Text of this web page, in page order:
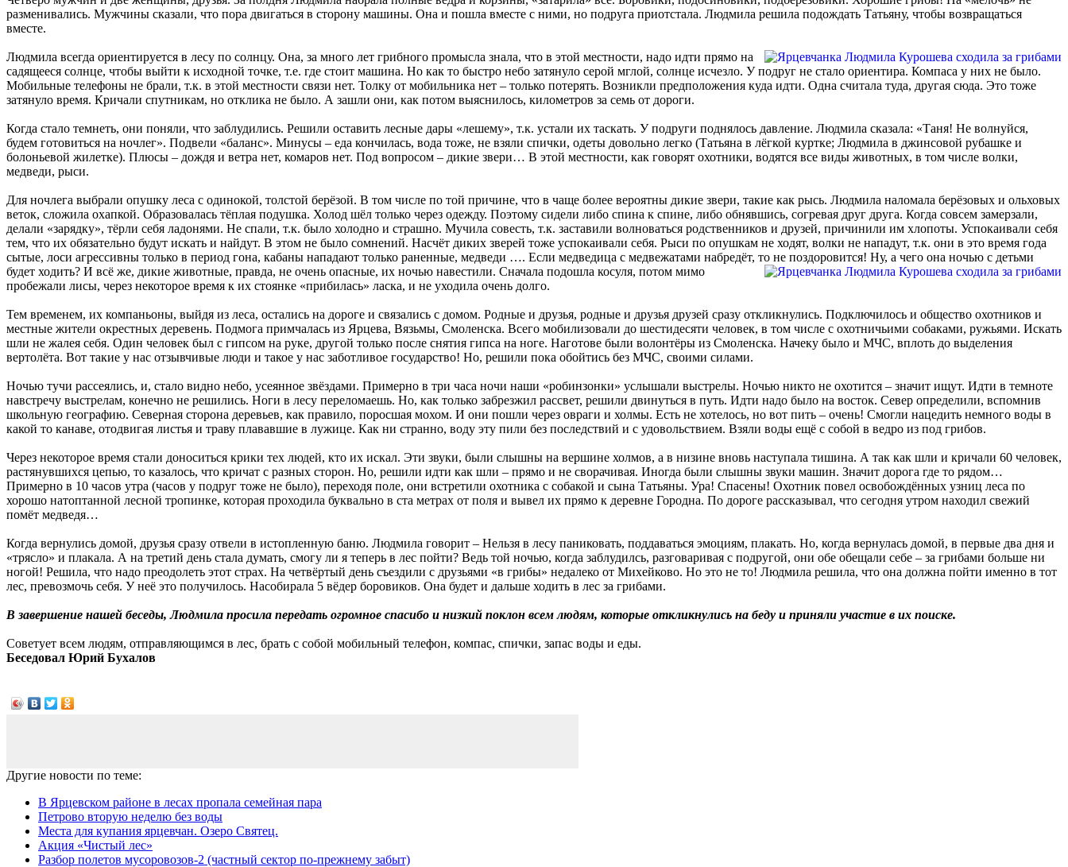
разменивались. Мужчины сказали, что пора двигаться в сторону машины. Она и пошла вместе с ними, но подруга приотстала. Людмила решила подождать Татьяну, чтобы возвращаться
вместе.
Людмила всегда ориентируется в лесу по солнцу. Она, за много лет грибного промысла знала, что в этой местности, надо идти прямо на
садящееся солнце, чтобы выйти к исходной точке, т.е. где стоит машина. Но как то быстро небо затянуло серой мглой, солнце исчезло. У подруг не стало ориентира. Компаса у них не было.
Мобильные телефоны не брали, т.к. в этой местности связи нет. Толку от мобильника нет – только потерять. Возникли предположения куда идти. Одна считала туда, другая сюда. Это тоже
затянуло время. Кричали спутникам, но отклика не было. А зашли они, как потом выяснилось, километров за семь от дороги.
Когда стало темнеть, они поняли, что заблудились. Решили оставить лесные дары «лешему», т.к. устали их таскать. У подруги поднялось давление. Людмила сказала: «Таня! Не волнуйся,
будем готовиться на ночлег». Подвели «баланс». Минусы – еда кончилась, вода тоже, не взяли спички, одеты довольно легко (Татьяна в лёгкой куртке; Людмила в джинсовой рубашке и
болоньевой жилетке). Плюсы – дождя и ветра нет, комаров нет. Под вопросом – дикие звери… В этой местности, как говорят охотники, водятся все виды животных, в том числе волки,
медведи, рыси.
Для ночлега выбрали опушку леса с одинокой, толстой берёзой. В том числе по той причине, что в чаще более вероятны дикие звери, такие как рысь. Людмила наломала берёзовых и ольховых
веток, сложила охапкой. Образовалась тёплая подушка. Холод шёл только через одежду. Поэтому сидели либо спина к спине, либо обнявшись, согревая друг друга. Когда совсем замерзали,
делали «зарядку», тёрли себя ладонями. Не спали, т.к. было холодно и страшно. Мучила совесть, т.к. заставили волноваться родственников и друзей, причинили им хлопоты. Успокаивали себя
тем, что их обязательно будут искать и найдут. В этом не было сомнений. Насчёт диких зверей тоже успокаивали себя. Рыси по опушкам не ходят, волки не нападут, т.к. они в это время года
сытые, лоси агрессивны только в период гона, кабаны нападают только раненные, медведи …. Если медведица с медвежатами набредёт, то не поздоровится! Ну, а чего она ночью с детьми
будет ходить? И всё же, дикие животные, правда, не очень опасные, их ночью навестили. Сначала подошла косуля, потом мимо
пробежали лисы, через некоторое время к их стоянке «прибилась» ласка, и не уходила очень долго.
Тем временем, их компаньоны, выйдя из леса, остались на дороге и связались с домом. Родные и друзья, родные и друзья друзей сразу откликнулись. Подключилось и общество охотников и
местные жители окрестных деревень. Подмога примчалась из Ярцева, Вязьмы, Смоленска. Всего мобилизовали до шестидесяти человек, в том числе с охотничьими собаками, ружьями. Искать
шли не жалея себя. Один человек был с гипсом на руке, другой только после снятия гипса на ноге. Наготове были волонтёры из Смоленска. Начеку было и МЧС, вплоть до выделения
вертолёта. Вот такие у нас отзывчивые люди и такое у нас заботливое государство! Но, решили пока обойтись без МЧС, своими силами.
Ночью тучи рассеялись, и, стало видно небо, усеянное звёздами. Примерно в три часа ночи наши «робинзонки» услышали выстрелы. Ночью никто не охотится – значит ищут. Идти в темноте
навстречу выстрелам, конечно не решились. Ноги в лесу переломаешь. Но, как только забрезжил рассвет, решили двинуться в путь. Идти надо было на восток. Север определили, вспомнив
школьную географию. Северная сторона деревьев, как правило, поросшая мохом. И они пошли через овраги и холмы. Есть не хотелось, но вот пить – очень! Смогли нацедить немного воды в
какой то канаве, отодвигая листья и траву плававшие в лужице. Как ни странно, воду эту пили без последствий и с удовольствием. Взяли воды ещё с собой в ведро из под грибов.
Через некоторое время стали доноситься крики тех людей, кто их искал. Эти звуки, были слышны на вершине холмов, а в низине вновь наступала тишина. А так как шли и кричали 60 человек,
растянувшихся цепью, то казалось, что кричат с разных сторон. Но, решили идти как шли – прямо и не сворачивая. Иногда были слышны звуки машин. Значит дорога где то рядом…
Примерно в 10 часов утра (часов у подруг тоже не было), переходя поле, они встретили охотника с собакой и сына Татьяны. Ура! Спасены! Охотник повел освобождённых узниц леса по
хорошо натоптанной лесной тропинке, которая проходила буквально в ста метрах от поля и вывел их прямо к деревне Городна. По дороге рассказывал, что сегодня утром находил свежий
помёт медведя…
Когда вернулись домой, друзья сразу отвели в истопленную баню. Людмила говорит – Нельзя в лесу паниковать, поддаваться эмоциям, плакать. Но, когда вернулась домой, в первые два дня и
«трясло» и плакала. А на третий день стала думать, смогу ли я теперь в лес пойти? Ведь той ночью, когда заблудилсь, разговаривая с подругой, они обе обещали себе – за грибами больше ни
ногой! Решила, что надо преодолеть этот страх. На четвёртый день съездили с друзьями «в грибы» недалеко от Михейково. Но это не то! Людмила решила, что она должна пойти именно в тот
лес, превозмочь себя. У неё это получилось. Насобирала 5 вёдер боровиков. Она будет и дальше ходить в лес за грибами.
В завершение нашей беседы, Людмила просила передать огромное спасибо и низкий поклон всем людям, которые откликнулись на беду и приняли участие в их поиске.
Советует всем людям, отправляющимся в лес, брать с собой мобильный телефон, компас, спички, запас воды и еды.
Беседовал Юрий Бухалов
Другие новости по теме:
В Ярцевском районе в лесах пропала семейная пара
Петрово вторую неделю без воды
Места для купания ярцевчан. Озеро Святец.
Акция «Чистый лес»
Разбор полетов мусоровозов-2 (частный сектор по-прежнему забыт)